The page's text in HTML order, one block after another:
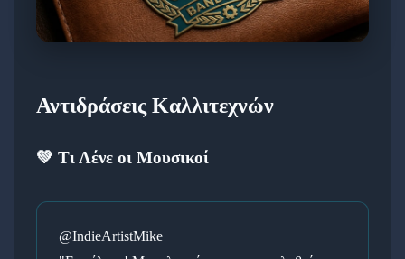
Αντιδράσεις Καλλιτεχνών
💚 Τι Λένε οι Μουσικοί
@IndieArtistMike